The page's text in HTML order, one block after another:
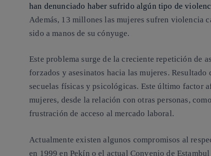
han denunciado haber sufrido algún tipo de
Además, 13 millones las mujeres sufren violencia
sido a manos de su cónyuge.
Este problema surge de la creciente repetición de
forzados y asesinatos hacia las mujeres.
secuelas físicas y psicológicas. Este último factor
mujeres, desde la relación con otras personas,
frustración de acceso al mercado laboral.
Actualmente existen algunos compromisos al
en 1999 en Pekín o el actual Convenio de